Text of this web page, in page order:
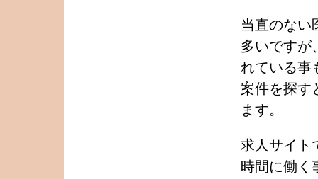
当直のない
多いですが
れている事
案件を探す
ます。
求人サイト
時間に働く